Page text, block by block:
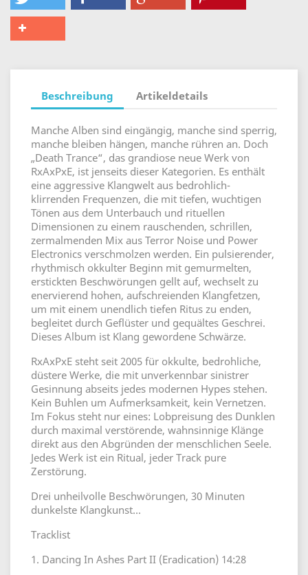
Beschreibung Artikeldetails
Manche Alben sind eingängig, manche sind sperrig,
manche bleiben hängen, manche rühren an. Doch
„Death Trance“, das grandiose neue Werk von
RxAxPxE, ist jenseits dieser Kategorien. Es enthält
eine aggressive Klangwelt aus bedrohlich-
klirrenden Frequenzen, die mit tiefen, wuchtigen
Tönen aus dem Unterbauch und rituellen
Dimensionen zu einem rauschenden, schrillen,
zermalmenden Mix aus Terror Noise und Power
Electronics verschmolzen werden. Ein pulsierender,
rhythmisch okkulter Beginn mit gemurmelten,
erstickten Beschwörungen gellt auf, wechselt zu
enervierend hohen, aufschreienden Klangfetzen,
um mit einem unendlich tiefen Ritus zu enden,
begleitet durch Geflüster und gequältes Geschrei.
Dieses Album ist Klang gewordene Schwärze.
RxAxPxE steht seit 2005 für okkulte, bedrohliche,
düstere Werke, die mit unverkennbar sinistrer
Gesinnung abseits jedes modernen Hypes stehen.
Kein Buhlen um Aufmerksamkeit, kein Vernetzen.
Im Fokus steht nur eines: Lobpreisung des Dunklen
durch maximal verstörende, wahnsinnige Klänge
direkt aus den Abgründen der menschlichen Seele.
Jedes Werk ist ein Ritual, jeder Track pure
Zerstörung.
Drei unheilvolle Beschwörungen, 30 Minuten
dunkelste Klangkunst...
Tracklist
1. Dancing In Ashes Part II (Eradication) 14:28